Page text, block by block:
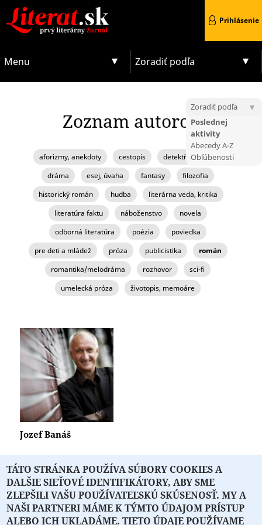
Menu Zoradiť podľa
Prihlásenie
Zoznam autorov
aforizmy, anekdoty cestopis
detektívka, krimi
dráma
esej, úvaha fantasy
filozofia
historický román
hudba
literárna veda, kritika
literatúra faktu
náboženstvo
novela
odborná literatúra
poézia
poviedka
pre deti a mládež
próza publicistika
román
romantika/melodráma
rozhovor
sci-fi
umelecká próza
životopis, memoáre
Zoradiť podľa
Poslednej
aktivity
Abecedy A-Z
Obľúbenosti
Jozef Banáš
STRÁNKY
« prvá ‹ predchádzajúca 1 2
TÁTO STRÁNKA POUŽÍVA SÚBORY COOKIES A
DALŠIE SIEŤOVÉ IDENTIFIKÁTORY, ABY SME
ZLEPŠILI VAŠU POUŽÍVATEĽSKÚ SKÚSENOSŤ. MY A
NAŠI PARTNERI MÁME K TÝMTO ÚDAJOM PRÍSTUP
ALEBO ICH UKLADÁME. TIETO ÚDAJE POUŽÍVAME